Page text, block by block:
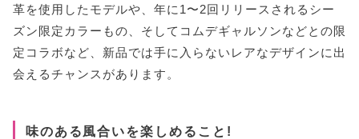
革を使用したモデルや、年に1〜2回リリースされるシー
ズン限定カラーもの、そしてコムデギャルソンなどとの限
定コラボなど、新品では手に入らないレアなデザインに出
会えるチャンスがあります。
味のある風合いを楽しめること!